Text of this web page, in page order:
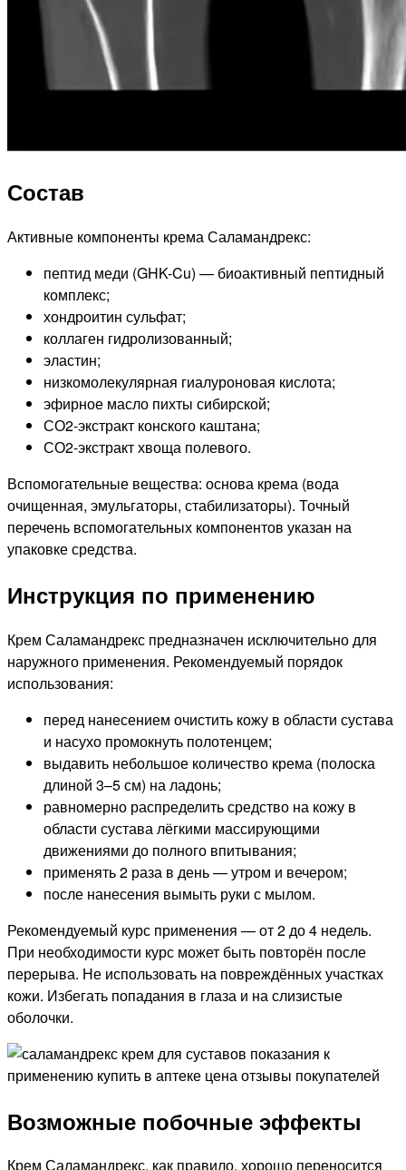
Состав
Активные компоненты крема Саламандрекс:
пептид меди (GHK-Cu) — биоактивный пептидный
комплекс;
хондроитин сульфат;
коллаген гидролизованный;
эластин;
низкомолекулярная гиалуроновая кислота;
эфирное масло пихты сибирской;
СО2-экстракт конского каштана;
СО2-экстракт хвоща полевого.
Вспомогательные вещества: основа крема (вода
очищенная, эмульгаторы, стабилизаторы). Точный
перечень вспомогательных компонентов указан на
упаковке средства.
Инструкция по применению
Крем Саламандрекс предназначен исключительно для
наружного применения. Рекомендуемый порядок
использования:
перед нанесением очистить кожу в области сустава
и насухо промокнуть полотенцем;
выдавить небольшое количество крема (полоска
длиной 3–5 см) на ладонь;
равномерно распределить средство на кожу в
области сустава лёгкими массирующими
движениями до полного впитывания;
применять 2 раза в день — утром и вечером;
после нанесения вымыть руки с мылом.
Рекомендуемый курс применения — от 2 до 4 недель.
При необходимости курс может быть повторён после
перерыва. Не использовать на повреждённых участках
кожи. Избегать попадания в глаза и на слизистые
оболочки.
Возможные побочные эффекты
Крем Саламандрекс, как правило, хорошо переносится